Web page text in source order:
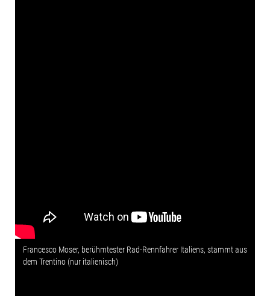
Francesco Moser, berühmtester Rad-Rennfahrer Italiens, stammt aus
dem Trentino (nur italienisch)